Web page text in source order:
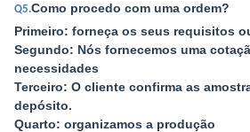
Q5.Como procedo com uma ordem?
Primeiro: forneça os seus requisitos
Segundo: Nós fornecemos uma
necessidades
Terceiro: O cliente confirma as
depósito.
Quarto: organizamos a produção